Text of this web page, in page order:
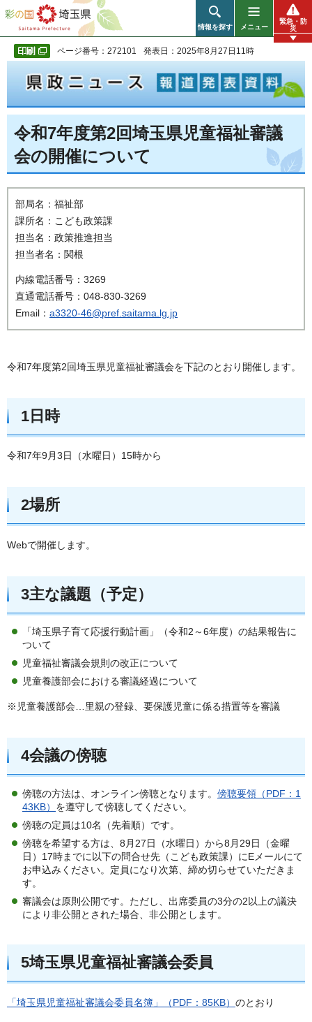
彩の国 埼玉県
情報を探す メニュー
緊急・防
災
ページ番号：272101 発表日：2025年8月27日11時
令和7年度第2回埼玉県児童福祉審議
会の開催について
部局名：福祉部
課所名：こども政策課
担当名：政策推進担当
担当者名：関根
内線電話番号：3269
直通電話番号：048-830-3269
Email： a3320-46@pref.saitama.lg.jp
令和7年度第2回埼玉県児童福祉審議会を下記のとおり開催します。
1日時
令和7年9月3日（水曜日）15時から
2場所
Webで開催します。
3主な議題（予定）
「埼玉県子育て応援行動計画」（令和2～6年度）の結果報告に
ついて
児童福祉審議会規則の改正について
児童養護部会における審議経過について
※児童養護部会…里親の登録、要保護児童に係る措置等を審議
4会議の傍聴
傍聴の方法は、オンライン傍聴となります。 傍聴要領（PDF：1
43KB） を遵守して傍聴してください。
傍聴の定員は10名（先着順）です。
傍聴を希望する方は、8月27日（水曜日）から8月29日（金曜
日）17時までに以下の問合せ先（こども政策課）にEメールにて
お申込みください。定員になり次第、締め切らせていただきま
す。
審議会は原則公開です。ただし、出席委員の3分の2以上の議決
により非公開とされた場合、非公開とします。
5埼玉県児童福祉審議会委員
「埼玉県児童福祉審議会委員名簿」（PDF：85KB） のとおり